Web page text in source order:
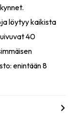
löytyy kaikista
40
enintään 8